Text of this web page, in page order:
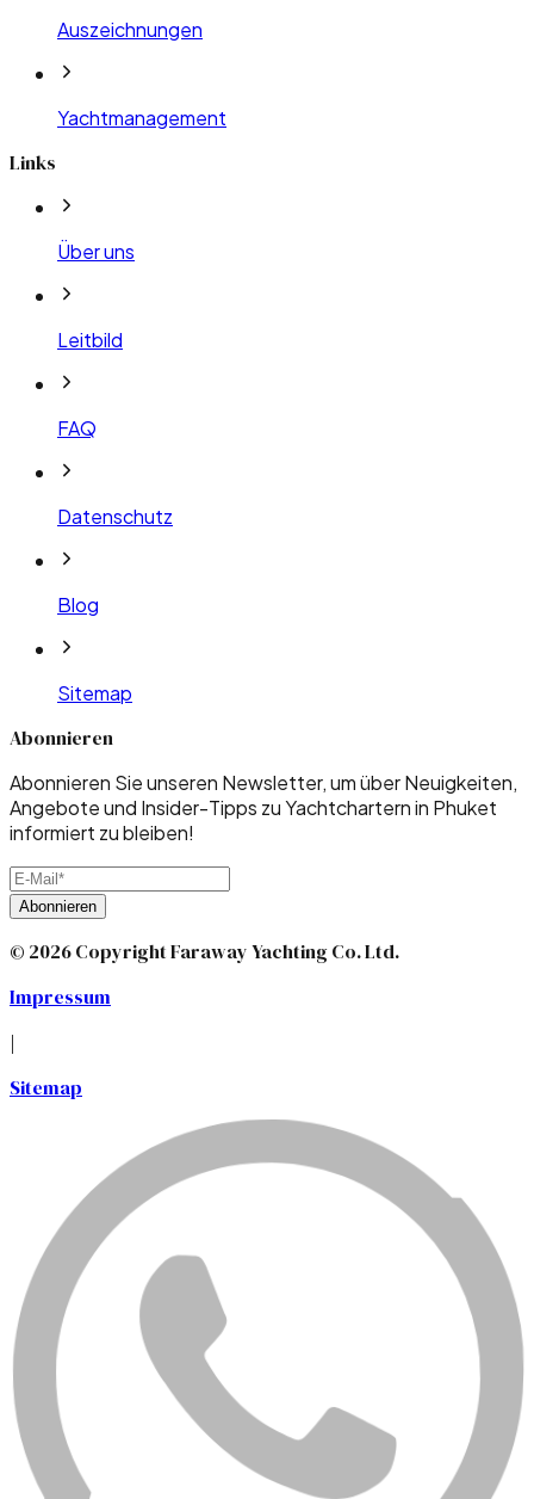
Auszeichnungen
Yachtmanagement
Links
Über uns
Leitbild
FAQ
Datenschutz
Blog
Sitemap
Abonnieren
Abonnieren Sie unseren Newsletter, um über Neuigkeiten,
Angebote und Insider-Tipps zu Yachtchartern in Phuket
informiert zu bleiben!
Abonnieren
© 2026 Copyright Faraway Yachting Co. Ltd.
Impressum
|
Sitemap